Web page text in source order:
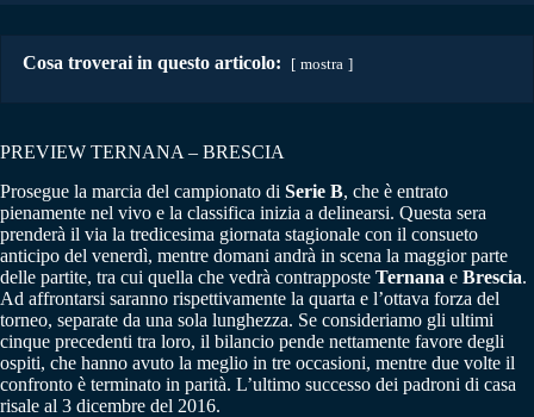
Cosa troverai in questo articolo: mostra
PREVIEW TERNANA – BRESCIA
Prosegue la marcia del campionato di Serie B, che è entrato
pienamente nel vivo e la classifica inizia a delinearsi. Questa sera
prenderà il via la tredicesima giornata stagionale con il consueto
anticipo del venerdì, mentre domani andrà in scena la maggior parte
delle partite, tra cui quella che vedrà contrapposte Ternana e Brescia.
Ad affrontarsi saranno rispettivamente la quarta e l’ottava forza del
torneo, separate da una sola lunghezza. Se consideriamo gli ultimi
cinque precedenti tra loro, il bilancio pende nettamente favore degli
ospiti, che hanno avuto la meglio in tre occasioni, mentre due volte il
confronto è terminato in parità. L’ultimo successo dei padroni di casa
risale al 3 dicembre del 2016.